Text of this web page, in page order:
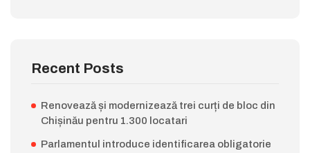
Recent Posts
Renovează și modernizează trei curți de bloc din
Chișinău pentru 1.300 locatari
Parlamentul introduce identificarea obligatorie